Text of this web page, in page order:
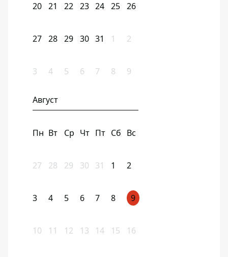
20 21 22 23 24 25 26
27 28 29 30 31 1 2
3 4 5 6 7 8 9
Август
Пн Вт Ср Чт Пт Сб Вс
27 28 29 30 31 1 2
3 4 5 6 7 8 9
10 11 12 13 14 15 16